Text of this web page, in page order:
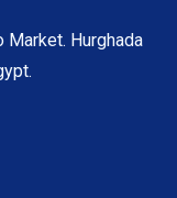
Market. Hurghada